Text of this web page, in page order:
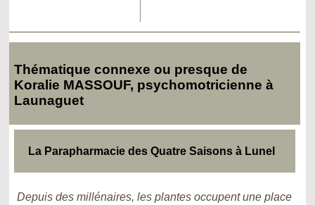
Thématique connexe ou presque de
Koralie MASSOUF, psychomotricienne à
Launaguet
La Parapharmacie des Quatre Saisons à Lunel
Depuis des millénaires, les plantes occupent une place